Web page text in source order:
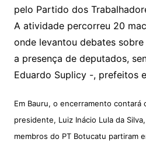
pelo Partido dos
A atividade percorreu 20
onde levantou debates
a presença de deputados,
Eduardo Suplicy -, prefeitos
Em Bauru, o encerramento contará
presidente, Luiz Inácio Lula da
membros do PT Botucatu partiram